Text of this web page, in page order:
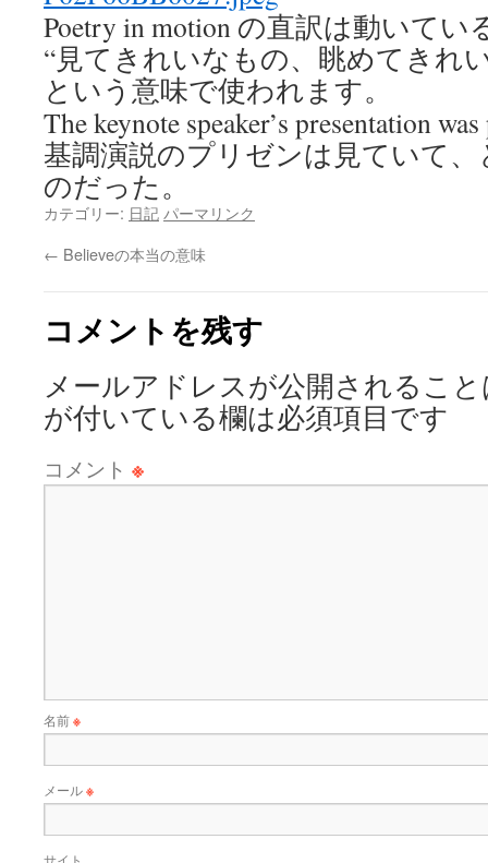
Poetry in motion の直訳は動いてい
“見てきれいなもの、眺めてきれ
という意味で使われます。
The keynote speaker’s presentation
基調演説のプリゼンは見ていて
のだった。
カテゴリー: 日記 パーマリンク
← Believeの本当の意味
コメントを残す
メールアドレスが公開されるこ
が付いている欄は必須項目です
コメント ※
名前※
メール※
サイト